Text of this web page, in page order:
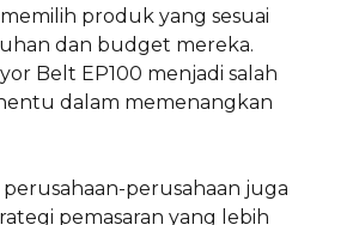
produk yang sesuai
dan budget mereka.
Belt EP100 menjadi salah
dalam memenangkan
perusahaan juga
pemasaran yang lebih